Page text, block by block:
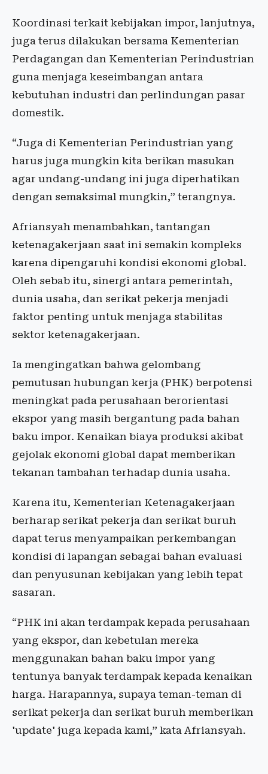
Koordinasi terkait kebijakan impor, lanjutnya,
juga terus dilakukan bersama Kementerian
Perdagangan dan Kementerian Perindustrian
guna menjaga keseimbangan antara
kebutuhan industri dan perlindungan pasar
domestik.
“Juga di Kementerian Perindustrian yang
harus juga mungkin kita berikan masukan
agar undang-undang ini juga diperhatikan
dengan semaksimal mungkin,” terangnya.
Afriansyah menambahkan, tantangan
ketenagakerjaan saat ini semakin kompleks
karena dipengaruhi kondisi ekonomi global.
Oleh sebab itu, sinergi antara pemerintah,
dunia usaha, dan serikat pekerja menjadi
faktor penting untuk menjaga stabilitas
sektor ketenagakerjaan.
Ia mengingatkan bahwa gelombang
pemutusan hubungan kerja (PHK) berpotensi
meningkat pada perusahaan berorientasi
ekspor yang masih bergantung pada bahan
baku impor. Kenaikan biaya produksi akibat
gejolak ekonomi global dapat memberikan
tekanan tambahan terhadap dunia usaha.
Karena itu, Kementerian Ketenagakerjaan
berharap serikat pekerja dan serikat buruh
dapat terus menyampaikan perkembangan
kondisi di lapangan sebagai bahan evaluasi
dan penyusunan kebijakan yang lebih tepat
sasaran.
“PHK ini akan terdampak kepada perusahaan
yang ekspor, dan kebetulan mereka
menggunakan bahan baku impor yang
tentunya banyak terdampak kepada kenaikan
harga. Harapannya, supaya teman-teman di
serikat pekerja dan serikat buruh memberikan
'update' juga kepada kami,” kata Afriansyah.